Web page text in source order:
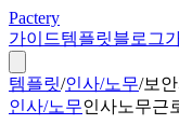
Pactery
가이드템플릿블로그
템플릿/인사/노무/보
인사/노무인사노무근